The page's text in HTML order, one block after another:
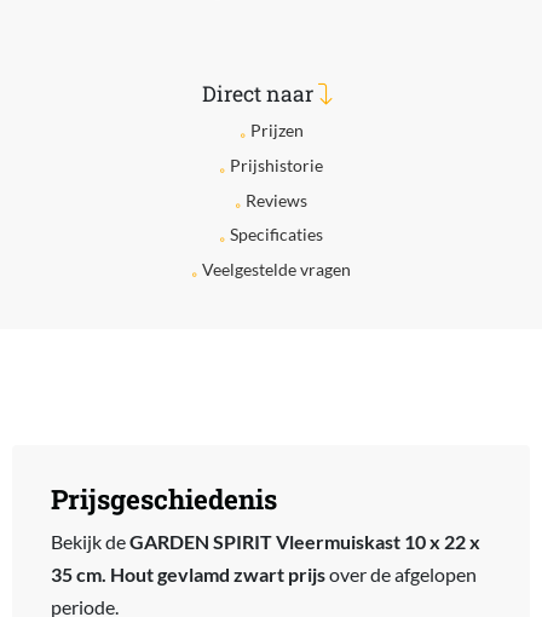
Direct naar
Prijzen
Prijshistorie
Reviews
Specificaties
Veelgestelde vragen
Prijsgeschiedenis
Bekijk deGARDEN SPIRIT Vleermuiskast 10 x 22 x
35 cm. Hout gevlamd zwart prijsover de afgelopen
periode.